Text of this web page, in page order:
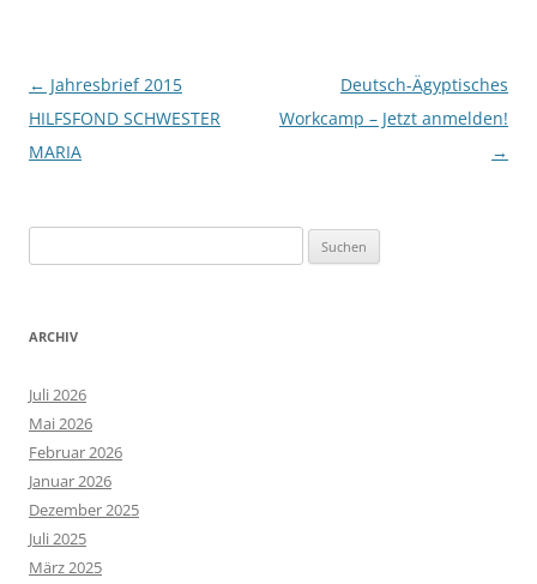
Beitragsnavigation
← Jahresbrief 2015
HILFSFOND SCHWESTER
MARIA
Deutsch-Ägyptisches
Workcamp – Jetzt anmelden!
→
nach:
ARCHIV
Juli 2026
Mai 2026
Februar 2026
Januar 2026
Dezember 2025
Juli 2025
März 2025